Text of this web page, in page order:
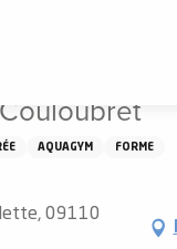
AQUAGYM FORME
09110